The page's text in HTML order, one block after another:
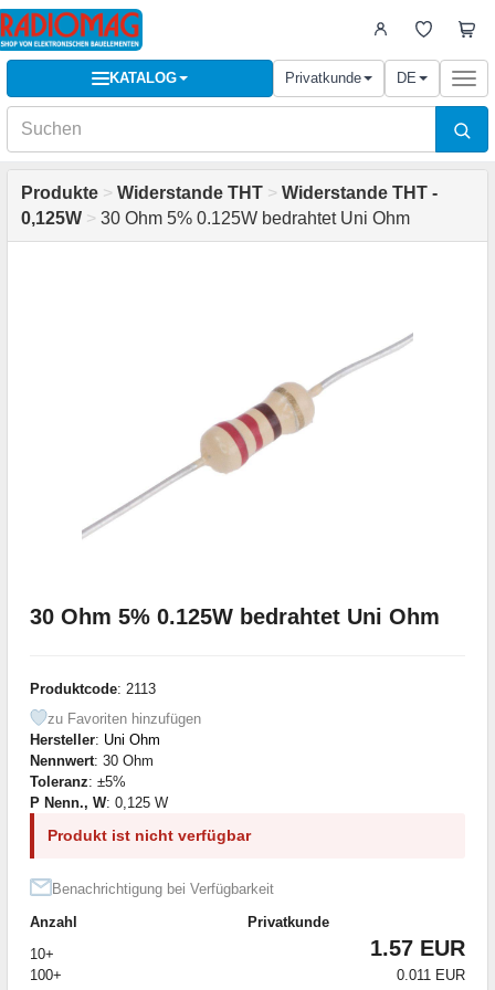
KATALOG Privatkunde DE
Produkte > Widerstande THT > Widerstande THT -
0,125W > 30 Ohm 5% 0.125W bedrahtet Uni Ohm
30 Ohm 5% 0.125W bedrahtet Uni Ohm
Produktcode: 2113
zu Favoriten hinzufügen
Hersteller: Uni Ohm
Nennwert: 30 Ohm
Toleranz: ±5%
P Nenn., W: 0,125 W
Produkt ist nicht verfügbar
Benachrichtigung bei Verfügbarkeit
Anzahl
Privatkunde
10+
1.57 EUR
100+
0.011 EUR